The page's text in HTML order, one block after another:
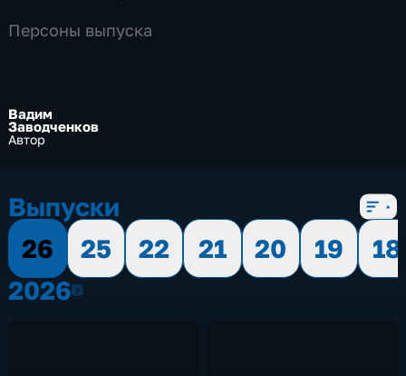
Персоны выпуска
Вадим
Заводченков
Автор
Выпуски
26
25 22 21 20 19
18
20262026